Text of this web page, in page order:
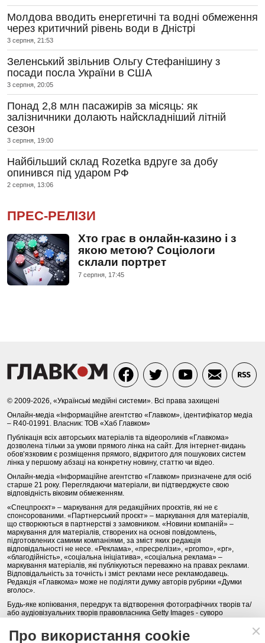
Молдова вводить енергетичні та водні обмеження
через критичний рівень води в Дністрі
3 серпня, 21:53
Зеленський звільнив Ольгу Стефанішину з
посади посла України в США
3 серпня, 20:05
Понад 2,8 млн пасажирів за місяць: як
залізничники долають найскладніший літній
сезон
3 серпня, 19:00
Найбільший склад Rozetka вдруге за добу
опинився під ударом РФ
2 серпня, 13:06
ПРЕС-РЕЛІЗИ
Хто грає в онлайн-казино і з
якою метою? Соціологи
склали портрет
7 серпня, 17:45
© 2009-2026, «Українські медійні системи». Всі права захищені
Онлайн-медіа «Інформаційне агентство «Главком», ідентифікатор медіа
– R40-01991. Власник: ТОВ «Хаб Главком»
Публікація всіх авторських матеріалів та відеороликів «Главкома»
дозволена тільки за умови прямого лінка на сайт. Для інтернет-видань
обов’язковим є розміщення прямого, відкритого для пошукових систем
лінка у першому абзаці на конкретну новину, статтю чи відео.
Онлайн-медіа «Інформаційне агентство «Главком» призначене для осіб
старше 21 року. Переглядаючи матеріали, ви підтверджуєте свою
відповідність віковим обмеженням.
«Спецпроєкт» – маркування для редакційних проєктів, які не є
спонсорованими. «Партнерський проєкт» – маркування для матеріалів,
що створюються в партнерстві з замовником. «Новини компаній» –
маркування для матеріалів, створених на основі повідомлень,
підготовлених самими компаніями, за зміст яких редакція
відповідальності не несе. «Реклама», «пресрелізи», «promo», «pr»,
«благодійність», «соціальна ініціатива», «соціальна реклама» –
маркування матеріалів, які публікуються переважно на правах реклами.
Відповідальність за точність і зміст реклами несе рекламодавець.
Редакція «Главкома» може не поділяти думку авторів рубрики «Думки
вголос».
Будь-яке копіювання, передрук та відтворення фотографічних творів та/
або аудіовізуальних творів правовласника Getty Images - суворо
Політика конфіденційності (Privacy Policy). Правила сайту
Про використання cookie